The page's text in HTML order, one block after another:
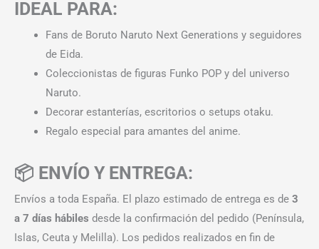
IDEAL PARA:
Fans de Boruto Naruto Next Generations y seguidores
de Eida.
Coleccionistas de figuras Funko POP y del universo
Naruto.
Decorar estanterías, escritorios o setups otaku.
Regalo especial para amantes del anime.
📦 ENVÍO Y ENTREGA:
Envíos a toda España. El plazo estimado de entrega es de 3
a 7 días hábiles desde la confirmación del pedido (Península,
Islas, Ceuta y Melilla). Los pedidos realizados en fin de